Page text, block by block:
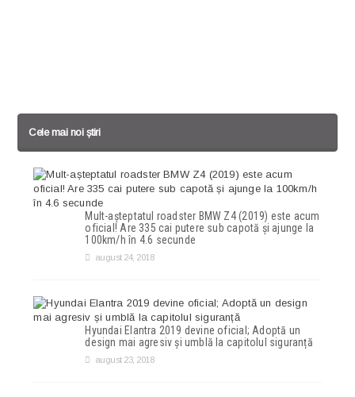
Cele mai noi știri
Mult-așteptatul roadster BMW Z4 (2019) este acum
oficial! Are 335 cai putere sub capotă și ajunge la
100km/h în 4.6 secunde
august 24, 2018
Hyundai Elantra 2019 devine oficial; Adoptă un
design mai agresiv și umblă la capitolul siguranță
august 23, 2018